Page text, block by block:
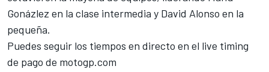
Gonázlez en la clase intermedia y David Alonso en la
pequeña.
Puedes seguir los tiempos en directo en el live timing
de pago de motogp.com